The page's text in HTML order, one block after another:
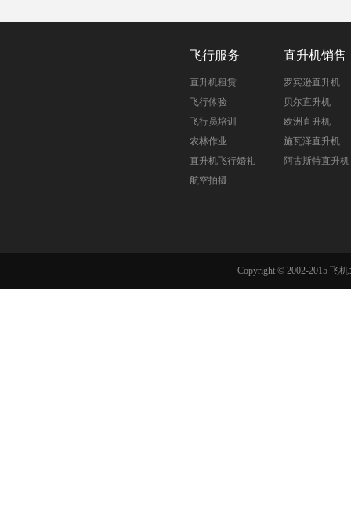
飞行服务
直升机租赁
飞行体验
飞行员培训
农林作业
直升机飞行婚礼
航空拍摄
直升机销售
罗宾逊直升机
贝尔直升机
欧洲直升机
施瓦泽直升机
阿古斯特直升机
Copyright © 2002-2015 飞